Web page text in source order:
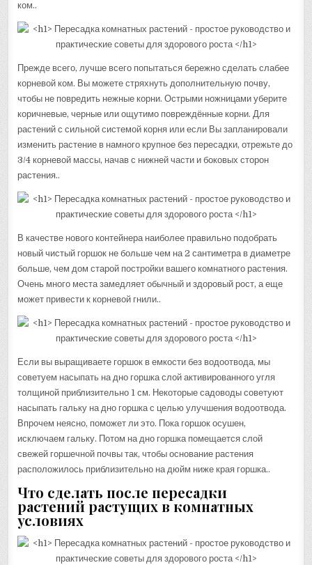
ком..
Прежде всего, лучше всего попытаться бережно сделать слабее
корневой ком. Вы можете стряхнуть дополнительную почву,
чтобы не повредить нежные корни. Острыми ножницами уберите
коричневые, черные или ощутимо повреждённые корни. Для
растений с сильной системой корня или если Вы запланировали
изменить растение в намного крупное без пересадки, отрежьте до
3/4 корневой массы, начав с нижней части и боковых сторон
растения..
В качестве нового контейнера наиболее правильно подобрать
новый чистый горшок не больше чем на 2 сантиметра в диаметре
больше, чем дом старой постройки вашего комнатного растения.
Очень много места замедляет обычный и здоровый рост, а еще
может привести к корневой гнили..
Если вы выращиваете горшок в емкости без водоотвода, мы
советуем насыпать на дно горшка слой активированного угля
толщиной приблизительно 1 см. Некоторые садоводы советуют
насыпать гальку на дно горшка с целью улучшения водоотвода.
Впрочем неясно, поможет ли это. Пока горшок осушен,
исключаем гальку. Потом на дно горшка помещается слой
свежей горшечной почвы так, чтобы основание растения
расположилось приблизительно на дюйм ниже края горшка..
Что сделать после пересадки
растений растущих в комнатных
условиях